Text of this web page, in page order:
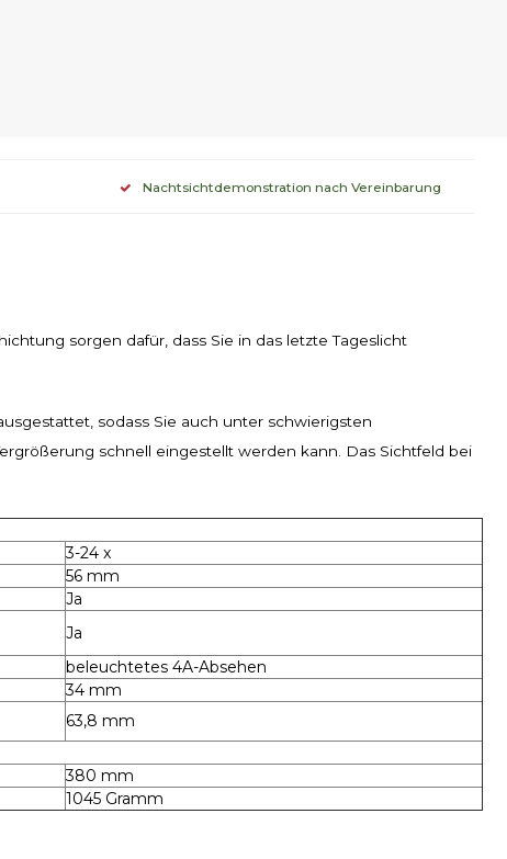
Nachtsichtdemonstration nach Vereinbarung
sorgen dafür, dass Sie in das letzte Tageslicht
sodass Sie auch unter schwierigsten
schnell eingestellt werden kann. Das Sichtfeld bei
3-24 x
56 mm
Ja
Ja
beleuchtetes 4A-Absehen
34 mm
63,8 mm
380 mm
1045 Gramm